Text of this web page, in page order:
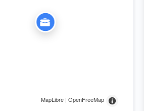
MapLibre | OpenFreeMap